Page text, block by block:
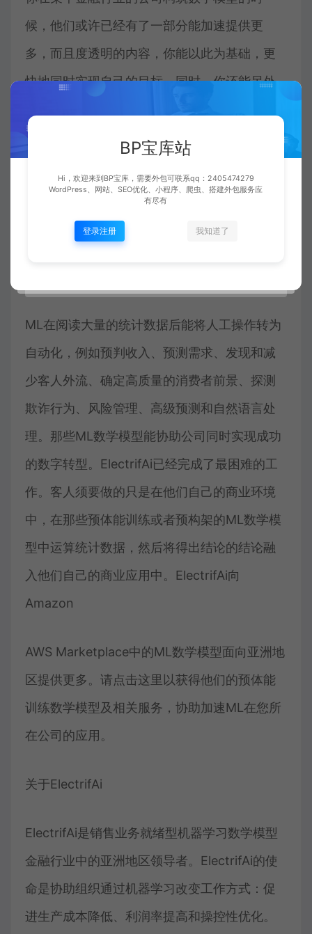
候，他们或许已经有了一部分能加速提供更
多，而且度透明的内容，你能以此为基础，更
快地同时实现自己的目标。同时，你还能另外
些数学模型展开再体能训练和个性化设置。我
用领域，能构筑数学模型来化解最终的销售业
务示例。在一个预算缩减但需求上升的世界
中，他们能提供更多即刻需用的软件系统，让
ML在阅读大量的统计数据后能将人工操作转为
自动化，例如预判收入、预测需求、发现和减
少客人外流、确定高质量的消费者前景、探测
欺诈行为、风险管理、高级预测和自然语言处
理。那些ML数学模型能协助公司同时实现成功
的数字转型。ElectrifAi已经完成了最困难的工
作。客人须要做的只是在他们自己的商业环境
中，在那些预体能训练或者预构架的ML数学模
型中运算统计数据，然后将得出结论的结论融
入他们自己的商业应用中。ElectrifAi向
Amazon
AWS Marketplace中的ML数学模型面向亚洲地
区提供更多。请点击这里以获得他们的预体能
训练数学模型及相关服务，协助加速ML在您所
在公司的应用。
关于ElectrifAi
ElectrifAi是销售业务就绪型机器学习数学模型
金融行业中的亚洲地区领导者。ElectrifAi的使
命是协助组织通过机器学习改变工作方式：促
进生产成本降低、利润率提高和操控性优化。
BP宝库站
Hi，欢迎来到BP宝库，需要外包可联系qq：2405474279
WordPress、网站、SEO优化、小程序、爬虫、搭建外包服务应
有尽有
登录注册 我知道了